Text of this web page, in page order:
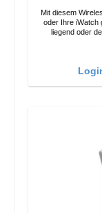
Mit diesem Wireless Lade Pad von
oder Ihre iWatch
liegend oder der